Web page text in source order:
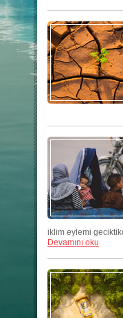
iklim eylemi
Devamını oku